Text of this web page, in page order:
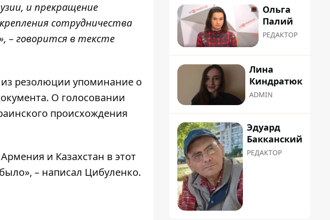
и прекращение
сотрудничества
– говорится в тексте
резолюции упоминание о
О голосовании
происхождения
и Казахстан в этот
– написал Цибуленко.
Ольга
Палий
РЕДАКТОР
Лина
Киндратюк
ADMIN
Эдуард
Бакканский
РЕДАКТОР